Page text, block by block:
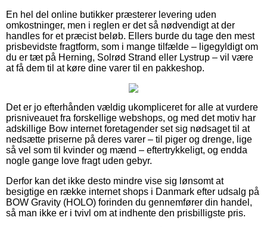
En hel del online butikker præsterer levering uden
omkostninger, men i reglen er det så nødvendigt at der
handles for et præcist beløb. Ellers burde du tage den mest
prisbevidste fragtform, som i mange tilfælde – ligegyldigt om
du er tæt på Herning, Solrød Strand eller Lystrup – vil være
at få dem til at køre dine varer til en pakkeshop.
Det er jo efterhånden vældig ukompliceret for alle at vurdere
prisniveauet fra forskellige webshops, og med det motiv har
adskillige Bow internet foretagender set sig nødsaget til at
nedsætte priserne på deres varer – til piger og drenge, lige
så vel som til kvinder og mænd – eftertrykkeligt, og endda
nogle gange love fragt uden gebyr.
Derfor kan det ikke desto mindre vise sig lønsomt at
besigtige en række internet shops i Danmark efter udsalg på
BOW Gravity (HOLO) forinden du gennemfører din handel,
så man ikke er i tvivl om at indhente den prisbilligste pris.